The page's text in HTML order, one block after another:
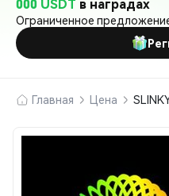
000 USDT в наградах
Ограниченное
Главная Цена